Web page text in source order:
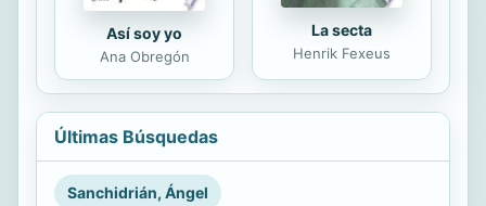
Así soy yo
Ana Obregón
La secta
Henrik Fexeus
Últimas Búsquedas
Sanchidrián, Ángel